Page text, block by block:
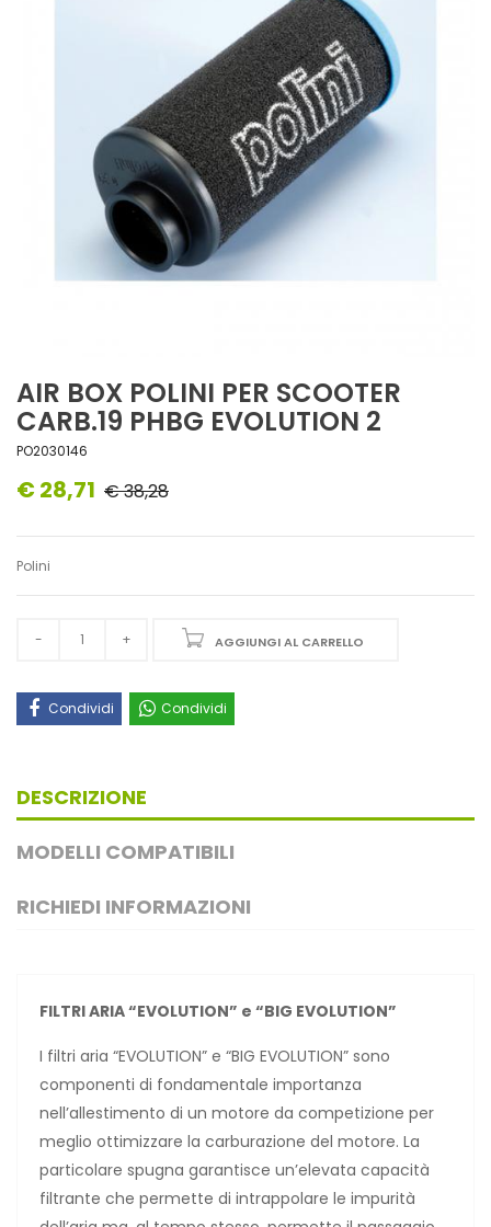
AIR BOX POLINI PER SCOOTER
CARB.19 PHBG EVOLUTION 2
PO2030146
€ 28,71 € 38,28
Polini
AGGIUNGI AL CARRELLO
Condividi Condividi
DESCRIZIONE
MODELLI COMPATIBILI
RICHIEDI INFORMAZIONI
FILTRI ARIA “EVOLUTION” e “BIG EVOLUTION”
I filtri aria “EVOLUTION” e “BIG EVOLUTION” sono
componenti di fondamentale importanza
nell’allestimento di un motore da competizione per
meglio ottimizzare la carburazione del motore. La
particolare spugna garantisce un’elevata capacità
filtrante che permette di intrappolare le impurità